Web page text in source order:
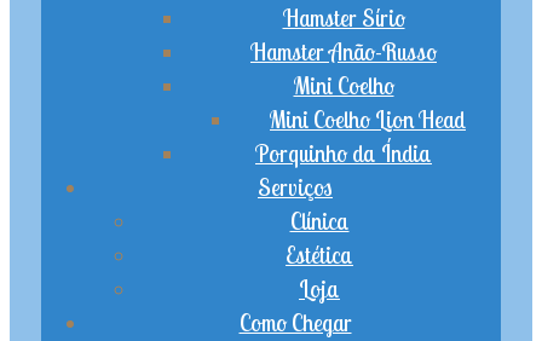
Hamster Sírio
Hamster Anão-Russo
Mini Coelho
Mini Coelho Lion Head
Porquinho da Índia
Serviços
Clínica
Estética
Loja
Como Chegar